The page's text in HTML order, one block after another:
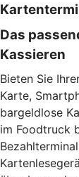
Das
Kassieren
Bieten Sie
Karte,
bargeldlose
im Foodtruck